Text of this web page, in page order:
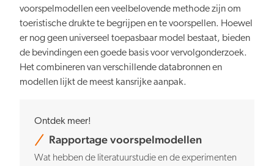
voorspelmodellen een veelbelovende methode zijn om
toeristische drukte te begrijpen en te voorspellen. Hoewel
er nog geen universeel toepasbaar model bestaat, bieden
de bevindingen een goede basis voor vervolgonderzoek.
Het combineren van verschillende databronnen en
modellen lijkt de meest kansrijke aanpak.
Ontdek meer!
Rapportage voorspelmodellen
Wat hebben de literatuurstudie en de experimenten